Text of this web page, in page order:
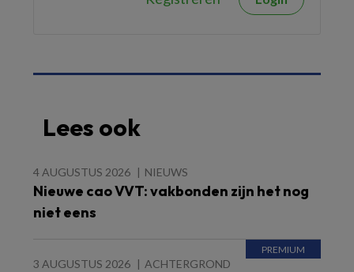
Lees ook
4 AUGUSTUS 2026 NIEUWS
Nieuwe cao VVT: vakbonden zijn het nog
niet eens
3 AUGUSTUS 2026 ACHTERGROND